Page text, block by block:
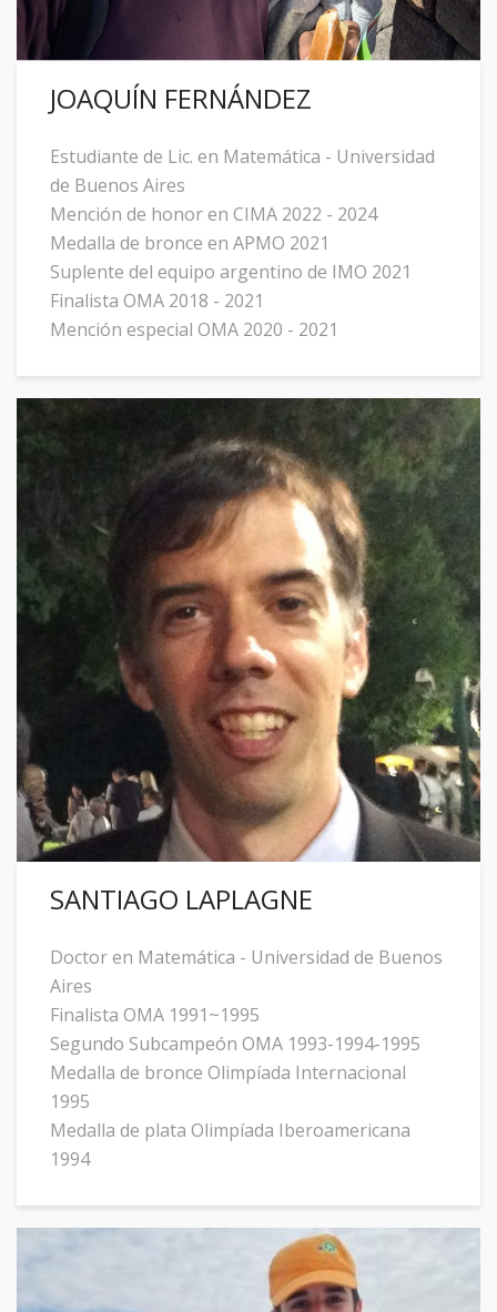
JOAQUÍN FERNÁNDEZ
Estudiante de Lic. en Matemática - Universidad
de Buenos Aires
Mención de honor en CIMA 2022 - 2024
Medalla de bronce en APMO 2021
Suplente del equipo argentino de IMO 2021
Finalista OMA 2018 - 2021
Mención especial OMA 2020 - 2021
SANTIAGO LAPLAGNE
Doctor en Matemática - Universidad de Buenos
Aires
Finalista OMA 1991~1995
Segundo Subcampeón OMA 1993-1994-1995
Medalla de bronce Olimpíada Internacional
1995
Medalla de plata Olimpíada Iberoamericana
1994